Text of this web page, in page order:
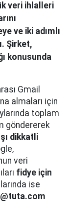
veri ihlalleri
ve iki adımlı
Şirket,
konusunda
Gmail
almaları için
toplam
göndererek
dikkatli
veri
fidye için
ise